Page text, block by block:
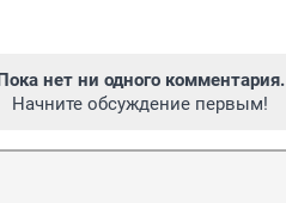
нет ни одного комментария.
Начните обсуждение первым!